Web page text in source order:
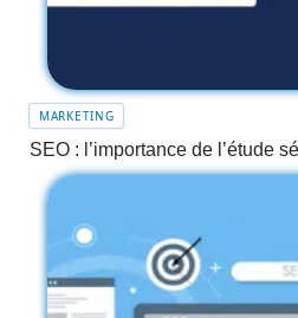
MARKETING
SEO : l’importance de l’étude